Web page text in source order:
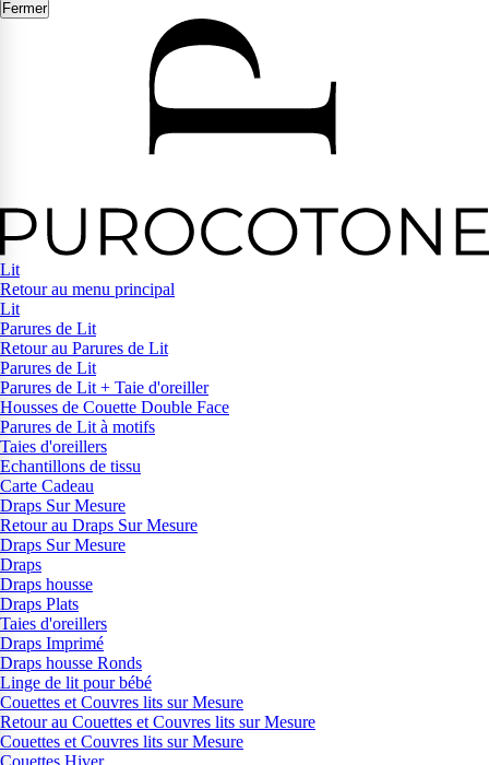
Fermer
Lit
Retour au menu principal
Lit
Parures de Lit
Retour au Parures de Lit
Parures de Lit
Parures de Lit + Taie d'oreiller
Housses de Couette Double Face
Parures de Lit à motifs
Taies d'oreillers
Echantillons de tissu
Carte Cadeau
Draps Sur Mesure
Retour au Draps Sur Mesure
Draps Sur Mesure
Draps
Draps housse
Draps Plats
Taies d'oreillers
Draps Imprimé
Draps housse Ronds
Linge de lit pour bébé
Couettes et Couvres lits sur Mesure
Retour au Couettes et Couvres lits sur Mesure
Couettes et Couvres lits sur Mesure